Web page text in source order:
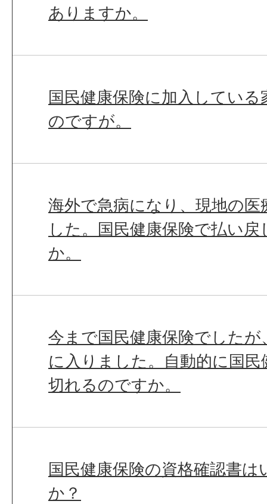
ありますか。
国民健康保険に加入してい
のですが。
海外で急病になり、現地の
した。国民健康保険で払い
か。
今まで国民健康保険でしたが
に入りました。自動的に国
切れるのですか。
国民健康保険の資格確認書
か？